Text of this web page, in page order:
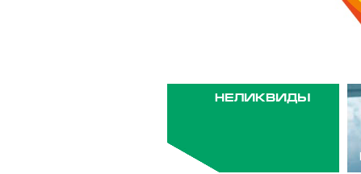
НЕЛИКВИДЫ